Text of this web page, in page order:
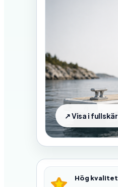
Hög kvalitet